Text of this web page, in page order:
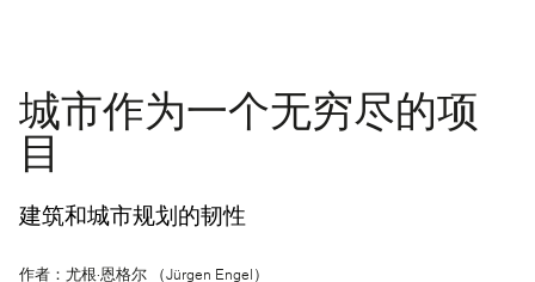
城市作为一个无穷尽的项
目
建筑和城市规划的韧性
作者：尤根·恩格尔 （Jürgen Engel）